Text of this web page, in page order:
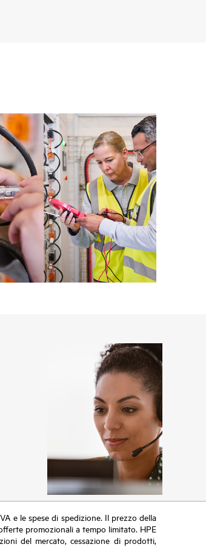
ripetere.
e le spese di spedizione. Il prezzo della
promozionali a tempo limitato. HPE
del mercato, cessazione di prodotti,